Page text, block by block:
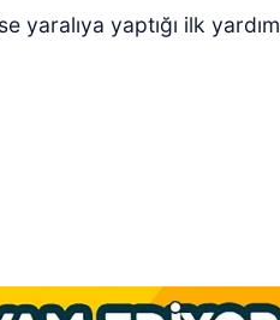
yaralıya yaptığı ilk yardım